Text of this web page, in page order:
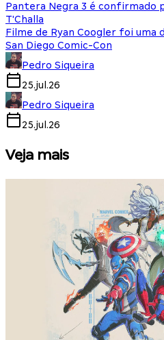
Pantera Negra 3 é confirmado
T'Challa
Filme de Ryan Coogler foi uma
San Diego Comic-Con
Pedro Siqueira
25.jul.26
Pedro Siqueira
25.jul.26
Veja mais